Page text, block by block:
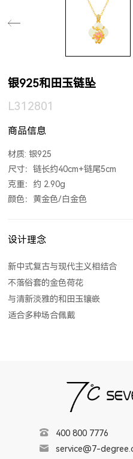
银925和田玉链坠
L312801
商品信息
材质: 银925
尺寸：链长约40cm+链尾5cm
克重：约 2.90g
颜色：黄金色/白金色
设计理念
新中式复古与现代主义相结合
不落俗套的金色荷花
与清新淡雅的和田玉镶嵌
适合多种场合佩戴
400 800 7776
service@7-